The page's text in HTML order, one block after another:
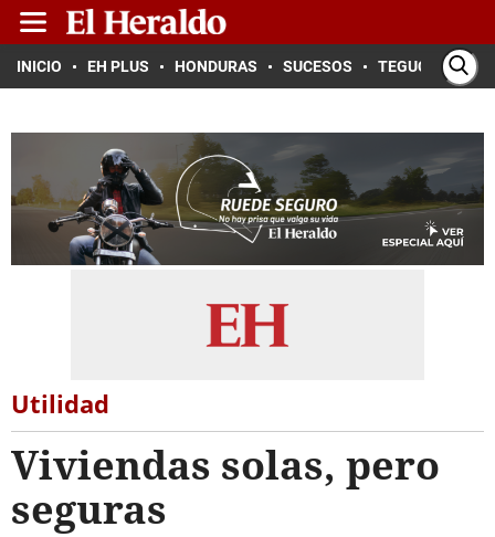
INICIO EH PLUS HONDURAS SUCESOS TEGUCIGALPA
Utilidad
Viviendas solas, pero
seguras